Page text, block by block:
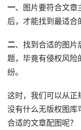
一、图片要符合文章
后，才能找到最适合
二、找到合适的图片
题，毕竟有侵权风险
纷。
这时，我们可以从正
没有什么无版权图库
合适的文章配图呢？